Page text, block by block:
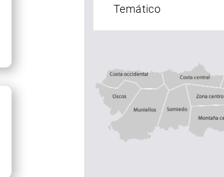
Costa occidental
Oscos
MuniellosSomiedo
Costa central
zona